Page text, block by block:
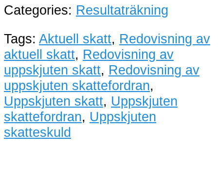
Categories: Resultaträkning
Tags: Aktuell skatt, Redovisning av
aktuell skatt, Redovisning av
uppskjuten skatt, Redovisning av
uppskjuten skattefordran,
Uppskjuten skatt, Uppskjuten
skattefordran, Uppskjuten
skatteskuld